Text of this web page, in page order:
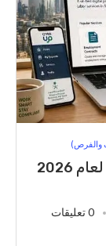
والفرص)
كيفية استخدام منصة QIWA: دليلي لعام 2026
0 تعليقات